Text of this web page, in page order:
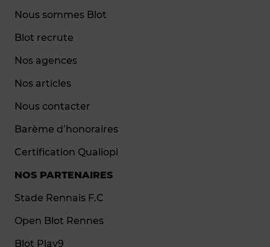
Nous sommes Blot
Blot recrute
Nos agences
Nos articles
Nous contacter
Barème d’honoraires
Certification Qualiopi
NOS PARTENAIRES
Stade Rennais F.C
Open Blot Rennes
Blot Play9